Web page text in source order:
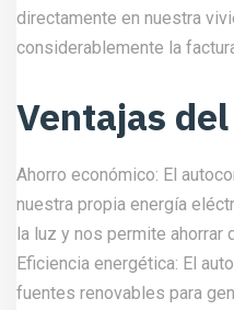
directamente en nuestra
considerablemente la
Ventajas
Ahorro económico: El
nuestra propia energía
la luz y nos permite ahorrar
Eficiencia energética: El
fuentes renovables para